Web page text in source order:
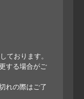
ております。
する場合がご
れの際はご了